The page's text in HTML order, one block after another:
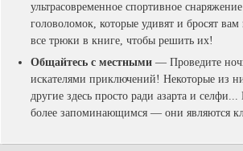
ультрасовременное спортивное
головоломок, которые удивят и бросят
все трюки в книге, чтобы решить их!
Общайтесь с местными — Проведите
искателями приключений! Некоторые из
другие здесь просто ради азарта и
более запоминающимся — они являются